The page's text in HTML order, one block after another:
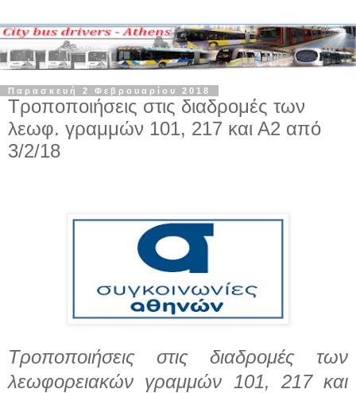
Παρασκευή 2 Φεβρουαρίου 2018
Τροποποιήσεις στις διαδρομές των
λεωφ. γραμμών 101, 217 και Α2 από
3/2/18
Τροποποιήσεις στις διαδρομές των
λεωφορειακών γραμμών 101, 217 και